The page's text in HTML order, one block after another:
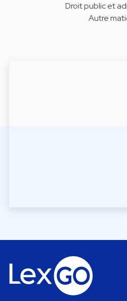
Droit public et
Autre